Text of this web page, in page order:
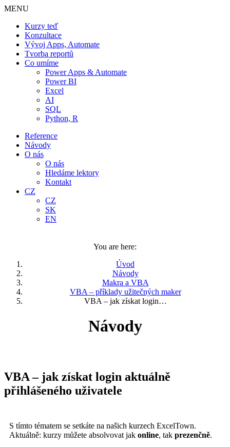
Skip
content
MENU
Kurzy teď
Konzultace
Vývoj Apps, Automate
Tvorba reportů
Co umíme
Power Apps & Automate
Power BI
Excel
AI
SQL
Python, R
Reference
Návody
O nás
O nás
Hledáme lektory
Kontakt
CZ
CZ
SK
EN
You are here:
Úvod
Návody
Makra a VBA
VBA – příklady užitečných maker
VBA – jak získat login…
Návody
VBA – jak získat login aktuálně
přihlášeného uživatele
S tímto tématem se setkáte na našich kurzech ExcelTown.
Aktuálně: kurzy můžete absolvovat jak online, tak prezenčně.